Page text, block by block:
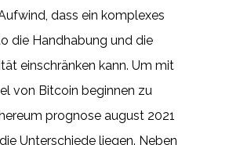
dass ein komplexes
die Handhabung und die
einschränken kann. Um mit
von Bitcoin beginnen zu
prognose august 2021
Unterschiede liegen. Neben